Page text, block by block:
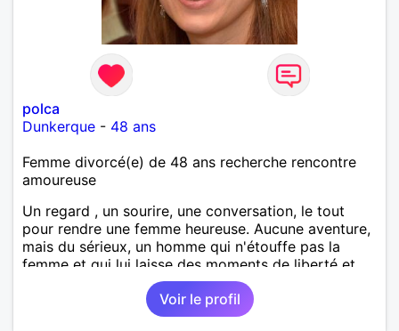
polca
Dunkerque - 48 ans
Femme divorcé(e) de 48 ans recherche rencontre
amoureuse
Un regard , un sourire, une conversation, le tout
pour rendre une femme heureuse. Aucune aventure,
mais du sérieux, un homme qui n'étouffe pas la
femme et qui lui laisse des moments de liberté et
Voir le profil